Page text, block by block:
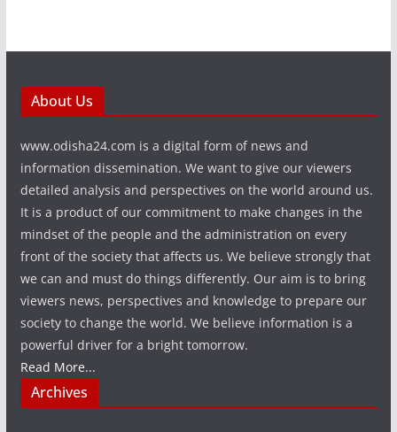
About Us
www.odisha24.com is a digital form of news and
information dissemination. We want to give our viewers
detailed analysis and perspectives on the world around us.
It is a product of our commitment to make changes in the
mindset of the people and the administration on every
front of the society that affects us. We believe strongly that
we can and must do things differently. Our aim is to bring
viewers news, perspectives and knowledge to prepare our
society to change the world. We believe information is a
powerful driver for a bright tomorrow.
Read More...
Archives